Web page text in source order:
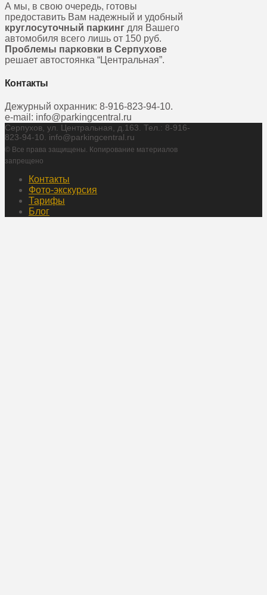
А мы, в свою очередь, готовы
предоставить Вам надежный и удобный
круглосуточный паркинг для Вашего
автомобиля всего лишь от 150 руб.
Проблемы парковки в Серпухове
решает автостоянка “Центральная”.
Контакты
Дежурный охранник: 8-916-823-94-10.
e-mail: info@parkingcentral.ru
Серпухов, ул. Центральная, д.163. Тел.: 8-916-
823-94-10. info@parkingcentral.ru
© Все права защищены. Копирование материалов
запрещено
Контакты
Фото-экскурсия
Тарифы
Блог